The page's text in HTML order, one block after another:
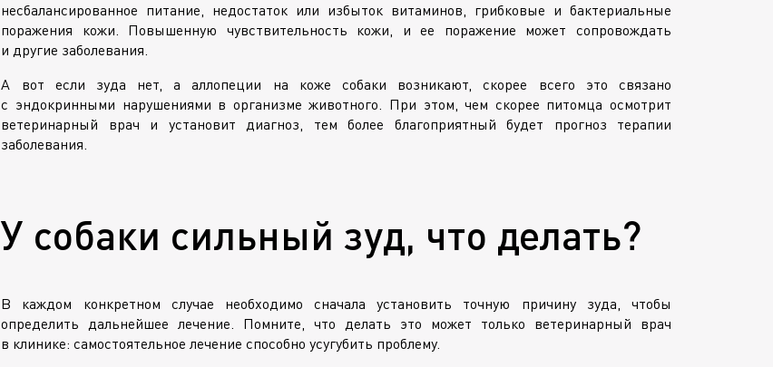
несбалансированное питание, недостаток или избыток витаминов, грибковые и бактериальные
поражения кожи. Повышенную чувствительность кожи, и ее поражение может сопровождать
и другие заболевания.
А вот если зуда нет, а аллопеции на коже собаки возникают, скорее всего это связано
с эндокринными нарушениями в организме животного. При этом, чем скорее питомца осмотрит
ветеринарный врач и установит диагноз, тем более благоприятный будет прогноз терапии
заболевания.
У собаки сильный зуд, что делать?
В каждом конкретном случае необходимо сначала установить точную причину зуда, чтобы
определить дальнейшее лечение. Помните, что делать это может только ветеринарный врач
в клинике: самостоятельное лечение способно усугубить проблему.